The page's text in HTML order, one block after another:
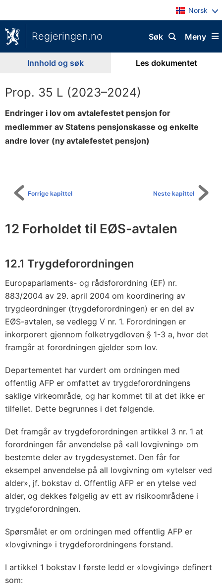
Norsk
Regjeringen.no Meny
Søk
Innhold og søk Les dokumentet
Prop. 35 L (2023–2024)
Endringer i lov om avtalefestet pensjon for
medlemmer av Statens pensjonskasse og enkelte
andre lover (ny avtalefestet pensjon)
Neste kapittel
Forrige kapittel
12 Forholdet til EØS-avtalen
12.1 Trygdeforordningen
Europaparlaments- og rådsforordning (EF) nr.
883/2004 av 29. april 2004 om koordinering av
trygdeordninger (trygdeforordningen) er en del av
EØS-avtalen, se vedlegg V nr. 1. Forordningen er
inkorporert gjennom folketrygdloven § 1-3 a, hvor det
framgår at forordningen gjelder som lov.
Departementet har vurdert om ordningen med
offentlig AFP er omfattet av trygdeforordningens
saklige virkeområde, og har kommet til at det ikke er
tilfellet. Dette begrunnes i det følgende.
Det framgår av trygdeforordningen artikkel 3 nr. 1 at
forordningen får anvendelse på «all lovgivning» om
bestemte deler av trygdesystemet. Den får for
eksempel anvendelse på all lovgivning om «ytelser ved
alder», jf. bokstav d. Offentlig AFP er en ytelse ved
alder, og dekkes følgelig av ett av risikoområdene i
trygdeforordningen.
Spørsmålet er om ordningen med offentlig AFP er
«lovgivning» i trygdeforordningens forstand.
I artikkel 1 bokstav l første ledd er «lovgiving» definert
som: